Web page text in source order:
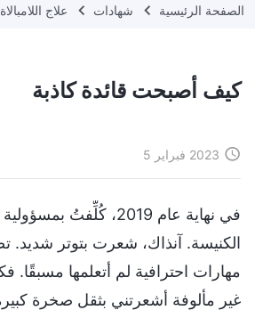
الصفحة الرئيسية شهادات علاج اللامبالاة
كيف أصبحت قائدة كاذبة
2023 فبراير 5
في نهاية عام 2019، كُلِّفتُ
الكنيسة. آنذاك، شعرت بتوتر شديد.
مهارات احترافية لم أتعلمها مسبقًا.
غير مألوفة أشعرتني بثقل صخرة